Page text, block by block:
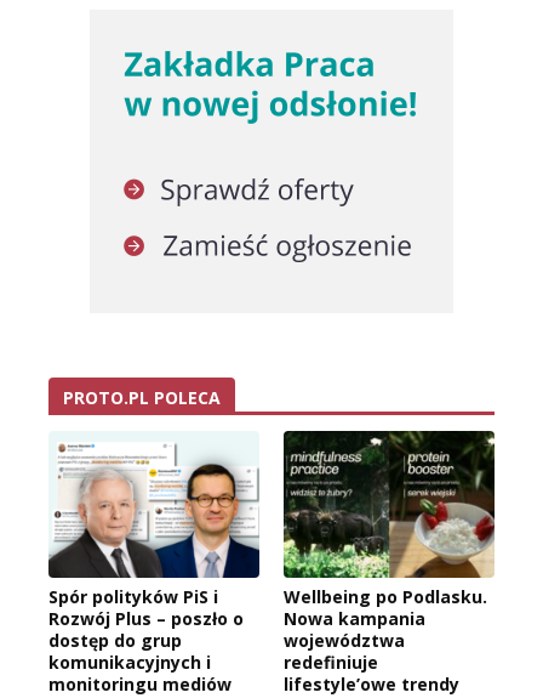
PROTO.PL POLECA
Spór polityków PiS i
Rozwój Plus – poszło o
dostęp do grup
komunikacyjnych i
monitoringu mediów
Wellbeing po Podlasku.
Nowa kampania
województwa
redefiniuje
lifestyle’owe trendy